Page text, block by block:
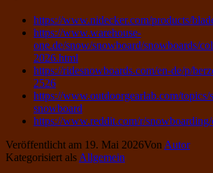
https://www.nidecker.com/products/
https://www.warehouse-
one.de/snow/snowboard/snowboards/
2026.html
https://ridesnowboards.com/en-de/p/
2526
https://www.outdoorgearlab.com/topics/
snowboard
https://www.reddit.com/r/
Veröffentlicht am 19. Mai 2026Von Autor
Kategorisiert als Allgemein